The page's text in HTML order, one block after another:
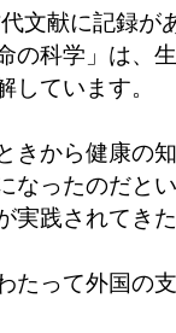
文献に記録が
の科学」は、
しています。
きから健康の
なったのだと
実践されてき
たって外国の